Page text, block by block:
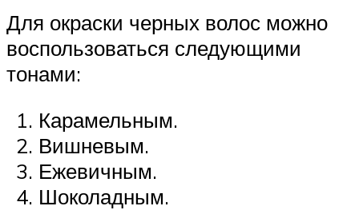
Для окраски черных волос можно
воспользоваться следующими
тонами:
Карамельным.
Вишневым.
Ежевичным.
Шоколадным.